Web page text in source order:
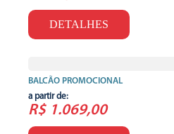
DETALHES
BALCÃO PROMOCIONAL
a partir de:
R$ 1.069,00